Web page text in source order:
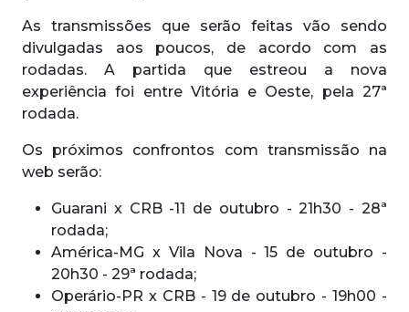
As transmissões que serão feitas vão sendo
divulgadas aos poucos, de acordo com as
rodadas. A partida que estreou a nova
experiência foi entre Vitória e Oeste, pela 27ª
rodada.
Os próximos confrontos com transmissão na
web serão:
Guarani x CRB -11 de outubro - 21h30 - 28ª
rodada;
América-MG x Vila Nova - 15 de outubro -
20h30 - 29ª rodada;
Operário-PR x CRB - 19 de outubro - 19h00 -